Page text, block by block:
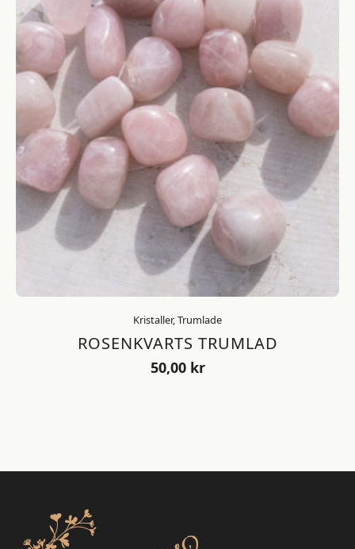
Kristaller, Trumlade
ROSENKVARTS TRUMLAD
50,00 kr